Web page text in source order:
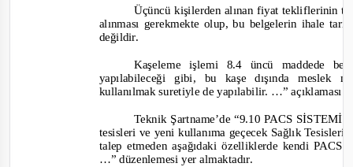
Üçüncü kişilerden alınan fiyat tekliflerinin
alınması gerekmekte olup, bu belgelerin ihale
değildir.
Kaşeleme işlemi 8.4 üncü maddede
yapılabileceği gibi, bu kaşe dışında
kullanılmak suretiyle de yapılabilir. …”açıklaması
Teknik Şartname’de “9.10 PACS SİSTEMİ
tesisleri ve yeni kullanıma geçecek Sağlık
talep etmeden aşağıdaki özelliklerde kendi
…”düzenlemesi yer almaktadır.